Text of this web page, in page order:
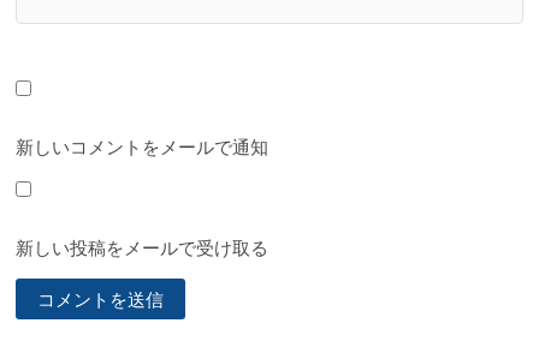
新しいコメントをメールで通知
新しい投稿をメールで受け取る